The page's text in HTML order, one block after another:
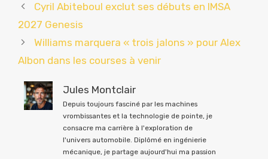
Cyril Abiteboul exclut ses débuts en IMSA
2027 Genesis
Williams marquera « trois jalons » pour Alex
Albon dans les courses à venir
Jules Montclair
Depuis toujours fasciné par les machines
vrombissantes et la technologie de pointe, je
consacre ma carrière à l'exploration de
l'univers automobile. Diplômé en ingénierie
mécanique, je partage aujourd'hui ma passion